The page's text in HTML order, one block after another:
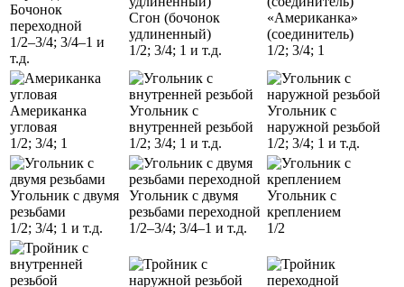
Бочонок
переходной
1/2–3/4; 3/4–1 и
т.д.
Сгон (бочонок
удлиненный)
1/2; 3/4; 1 и т.д.
«Американка»
(соединитель)
1/2; 3/4; 1
Американка
угловая
1/2; 3/4; 1
Угольник с
внутренней резьбой
1/2; 3/4; 1 и т.д.
Угольник с
наружной резьбой
1/2; 3/4; 1 и т.д.
Угольник с двумя
резьбами
1/2; 3/4; 1 и т.д.
Угольник с двумя
резьбами переходной
1/2–3/4; 3/4–1 и т.д.
Угольник с
креплением
1/2